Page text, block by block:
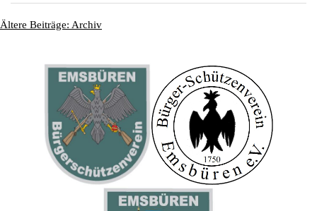
Ältere Beiträge: Archiv